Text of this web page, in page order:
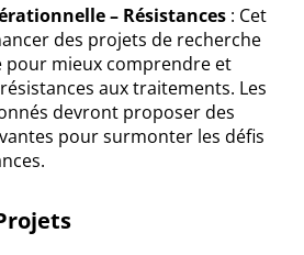
– Résistances : Cet
des projets de recherche
pour mieux comprendre et
aux traitements. Les
devront proposer des
pour surmonter les défis